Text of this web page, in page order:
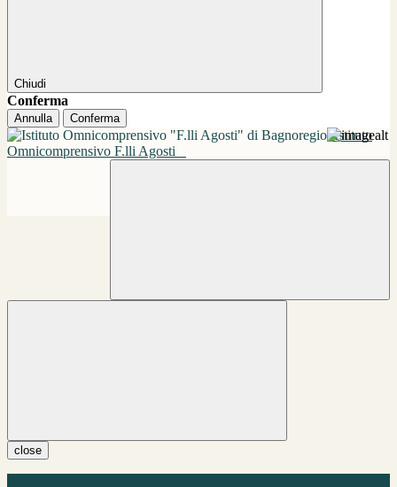
Chiudi
Conferma
Annulla Conferma
Istituto
Omnicomprensivo F.lli Agosti
close